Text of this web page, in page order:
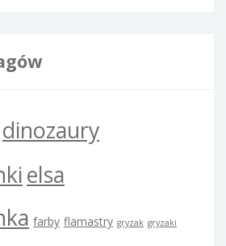
dinozaury
elsa
farby flamastry gryzak gryzaki